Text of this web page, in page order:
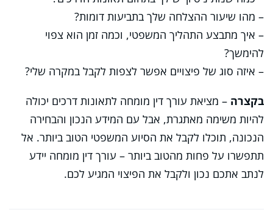
– מהו שיעור ההצלחה שלך בתביעות דומות?
– איך מתבצע התהליך המשפטי, וכמה זמן הוא צפוי
להימשך?
– איזה סוג של פיצויים אפשר לצפות לקבל במקרה שלי?
בקצרה – מציאת עורך דין מומחה לתאונות דרכים יכולה
להיות משימה מאתגרת, אבל עם המידע הנכון והבחירה
הנכונה, תוכלו לקבל את הסיוע המשפטי הטוב ביותר. אל
תתפשרו על פחות מהטוב ביותר – עורך דין מומחה יידע
לנתב אתכם נכון ולקבל את הפיצוי המגיע לכם.